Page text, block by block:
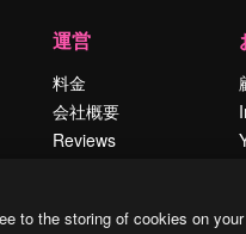
運営
料金
会社概要
Reviews
ブログ
to the storing of cookies on